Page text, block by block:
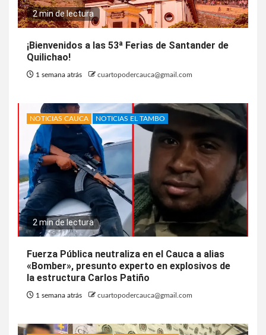
2 min de lectura
¡Bienvenidos a las 53ª Ferias de Santander de
Quilichao!
1 semana atrás cuartopodercauca@gmail.com
NOTICIAS CAUCA NOTICIAS EL TAMBO
2 min de lectura
Fuerza Pública neutraliza en el Cauca a alias
«Bomber», presunto experto en explosivos de
la estructura Carlos Patiño
1 semana atrás cuartopodercauca@gmail.com